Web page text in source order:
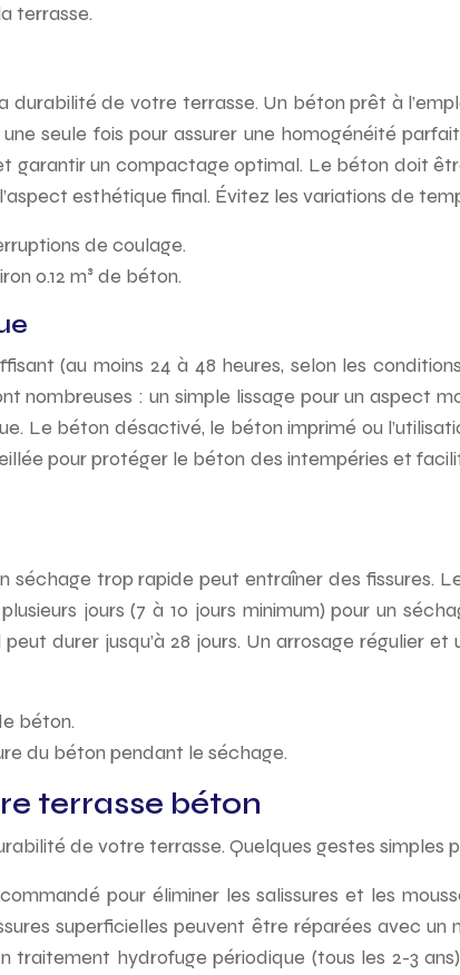
terrasse.
de votre terrasse. Un béton prêt à
seule fois pour assurer une homogénéité
garantir un compactage optimal. Le béton doit
esthétique final. Évitez les variations de
de coulage.
0.12 m³ de béton.
(au moins 24 à 48 heures, selon les
nombreuses : un simple lissage pour un aspect
Le béton désactivé, le béton imprimé ou
pour protéger le béton des intempéries et
trop rapide peut entraîner des fissures.
jours (7 à 10 jours minimum) pour un
durer jusqu’à 28 jours. Un arrosage régulier
béton.
du béton pendant le séchage.
terrasse béton
de votre terrasse. Quelques gestes simples
pour éliminer les salissures et les
superficielles peuvent être réparées avec
traitement hydrofuge périodique (tous les 2-3